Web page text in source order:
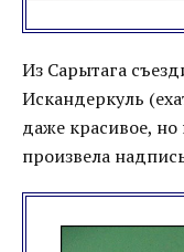
Из Сарытага
Искандеркуль
даже красивое,
произвела